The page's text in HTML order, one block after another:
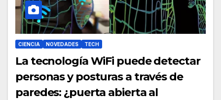
CIENCIA NOVEDADES TECH
La tecnología WiFi puede detectar
personas y posturas a través de
paredes: ¿puerta abierta al